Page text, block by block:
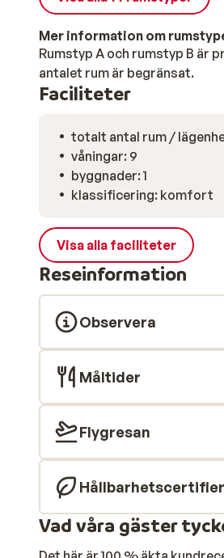
Mer information om
Rumstyp A och rumstyp B är
antalet rum är begränsat.
Faciliteter
totalt antal rum /
våningar: 9
byggnader: 1
klassificering: komfort
Visa alla faciliteter
Reseinformation
Observera
Måltider
Flygresan
Vad våra gäster